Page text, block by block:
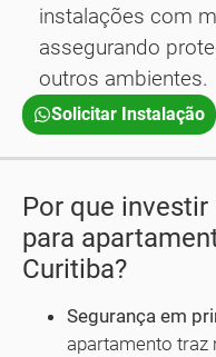
instalações com
assegurando
outros ambientes.
Solicitar Instalação
Por que
para
Curitiba?
Segurança em
apartamento traz